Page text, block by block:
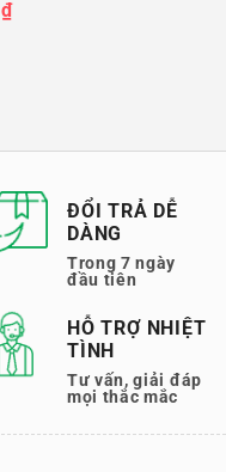
6.250.000 ₫.
₫Giá
ĐỔI TRẢ DỄ
DÀNG
Trong 7 ngày
đầu tiên
HỖ TRỢ NHIỆT
TÌNH
Tư vấn, giải đáp
mọi thắc mắc